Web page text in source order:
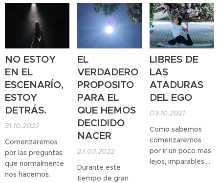
circustancias bajo
la influencia que
aflorán nuestros
sentimientos y
pensamientos y
estos van
formando nuestra
manera de ser,
nuestra forma de
pensar, los valores
establecidos,
nuestros sueños y
tambien nuestro
miedos.
fuerza de la
naturaleza.
Eres un
fenómeno
natural y no
puedes ser
controlado.
son para nuestra
salud y bienestar y
uno de ellos es el
Timo.
NO ESTOY
EN EL
ESCENARÍO,
ESTOY
DETRÁS.
31.10.2022
Comenzaremos
por las preguntas
que normalmente
nos hacemos.
EL
VERDADERO
PROPOSITO
PARA EL
QUE HEMOS
DECIDIDO
NACER
27.03.2022
Durante este
tiempo de gran
LIBRES DE
LAS
ATADURAS
DEL EGO
03.10.2021
Como sabemos
comenzaremos
por ir un poco más
lejos, imparables,